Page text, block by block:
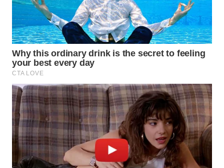
WAHANA
INFRASTRUKTUR
WAHANA
KONSUMEN
LISTRIK
WAHANA
TRAVEL
WAHANA
TV